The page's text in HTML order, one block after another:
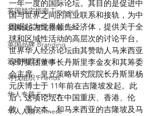
英国脱宅指南 Time out
英国快乐肥宅指南 Cola
英国品牌 Branding
活动推荐 Event
寻找组织 Friends
华人专题 Feature
华人人物 Chinese
一年一度的国际论坛。其目的是促进中
国与世界之间的商业联系和接轨，为中
国崛起为世界领先经济体，提供关于全
球和区域性活动的高层次的讨论平台。
世界华人经济论坛由其赞助人马来西亚
绿野集团董事长丹斯里李金友和其筹委
会主席，皇岦策略研究院院长丹斯里杨
元庆博士于 11年前在吉隆坡发起。此
后，这项论坛在中国重庆、香港、伦
敦、墨尔本、和马来西亚的吉隆坡及马